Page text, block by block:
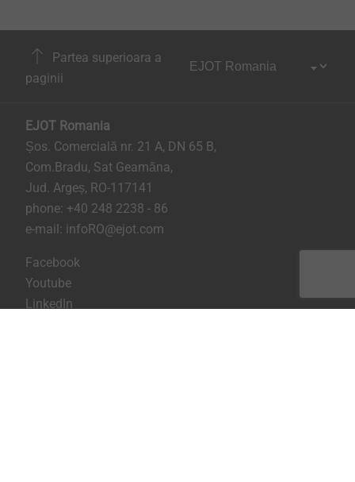
Partea superioara a
paginii
EJOT Romania
Șos. Comercială nr. 21 A, DN 65 B,
Com.Bradu, Sat Geamăna,
Jud. Argeș, RO-117141
phone: +40 248 2238 - 86
e-mail: infoRO@ejot.com
Facebook
Youtube
LinkedIn